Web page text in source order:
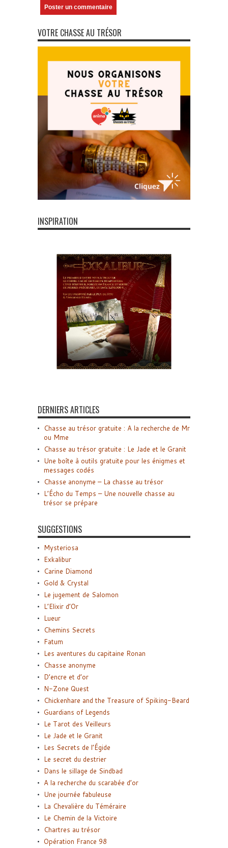
VOTRE CHASSE AU TRÉSOR
INSPIRATION
DERNIERS ARTICLES
Chasse au trésor gratuite : A la recherche de Mr
ou Mme
Chasse au trésor gratuite : Le Jade et le Granit
Une boîte à outils gratuite pour les énigmes et
messages codés
Chasse anonyme – La chasse au trésor
L’Écho du Temps – Une nouvelle chasse au
trésor se prépare
SUGGESTIONS
Mysteriosa
Exkalibur
Carine Diamond
Gold & Crystal
Le jugement de Salomon
L’Elixir d’Or
Lueur
Chemins Secrets
Fatum
Les aventures du capitaine Ronan
Chasse anonyme
D’encre et d’or
N-Zone Quest
Chickenhare and the Treasure of Spiking-Beard
Guardians of Legends
Le Tarot des Veilleurs
Le Jade et le Granit
Les Secrets de l’Égide
Le secret du destrier
Dans le sillage de Sindbad
A la recherche du scarabée d’or
Une journée fabuleuse
La Chevalière du Téméraire
Le Chemin de la Victoire
Chartres au trésor
Opération France 98